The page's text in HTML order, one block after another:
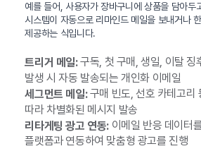
예를 들어, 사용자가 장바구니에 상품을 담아두
시스템이 자동으로 리마인드 메일을 보내거나
제공하는 식입니다.
트리거 메일:구독, 첫 구매, 생일, 이탈 징
발생 시 자동 발송되는 개인화 이메일
세그먼트 메일:구매 빈도, 선호 카테고리
따라 차별화된 메시지 발송
리타게팅 광고 연동:이메일 반응 데이터
플랫폼과 연동하여 맞춤형 광고를 진행